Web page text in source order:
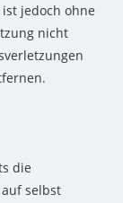
jedoch ohne
nicht
die
selbst